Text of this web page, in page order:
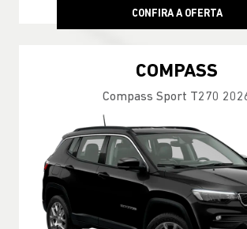
CONFIRA A OFERTA
COMPASS
Compass Sport T270